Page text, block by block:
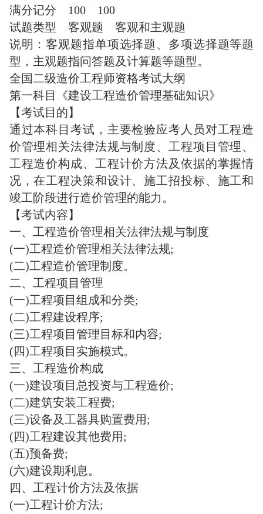
满分记分 100 100
试题类型 客观题 客观和主观题
说明：客观题指单项选择题、多项选择题等题
型，主观题指问答题及计算题等题型。
全国二级造价工程师资格考试大纲
第一科目《建设工程造价管理基础知识》
【考试目的】
通过本科目考试，主要检验应考人员对工程造
价管理相关法律法规与制度、工程项目管理、
工程造价构成、工程计价方法及依据的掌握情
况，在工程决策和设计、施工招投标、施工和
竣工阶段进行造价管理的能力。
【考试内容】
一、工程造价管理相关法律法规与制度
(一)工程造价管理相关法律法规;
(二)工程造价管理制度。
二、工程项目管理
(一)工程项目组成和分类;
(二)工程建设程序;
(三)工程项目管理目标和内容;
(四)工程项目实施模式。
三、工程造价构成
(一)建设项目总投资与工程造价;
(二)建筑安装工程费;
(三)设备及工器具购置费用;
(四)工程建设其他费用;
(五)预备费;
(六)建设期利息。
四、工程计价方法及依据
(一)工程计价方法;